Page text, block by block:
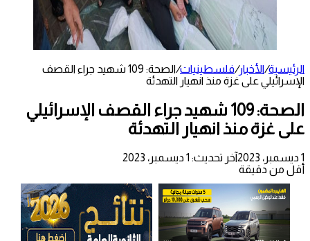
الرئيسية/الأخبار/فلسطينيات/
الصحة: 109 شهيد جراء القصف
الإسرائيلي على غزة منذ انهيار التهدئة
الصحة: 109 شهيد جراء القصف الإسرائيلي
على غزة منذ انهيار التهدئة
1 ديسمبر، 2023
آخر تحديث: 1 ديسمبر، 2023
أقل من دقيقة